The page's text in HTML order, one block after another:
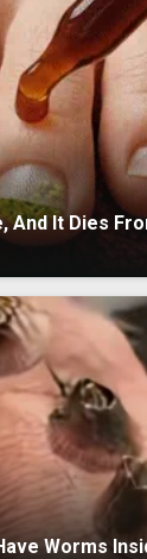
And It Dies
Worms